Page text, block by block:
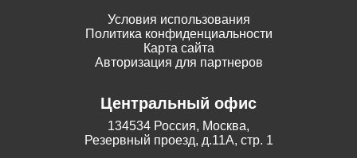
Условия использования
Политика конфиденциальности
Карта сайта
Авторизация для партнеров
Центральный офис
134534 Россия, Москва,
Резервный проезд, д.11А, стр. 1